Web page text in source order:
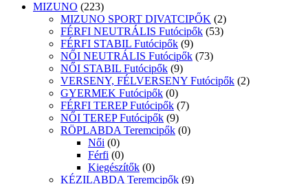
MIZUNO (223)
MIZUNO SPORT DIVATCIPŐK (2)
FÉRFI NEUTRÁLIS Futócipők (53)
FÉRFI STABIL Futócipők (9)
NŐI NEUTRÁLIS Futócipők (73)
NŐI STABIL Futócipők (9)
VERSENY, FÉLVERSENY Futócipők (2)
GYERMEK Futócipők (0)
FÉRFI TEREP Futócipők (7)
NŐI TEREP Futócipők (9)
RÖPLABDA Teremcipők (0)
Női (0)
Férfi (0)
Kiegészítők (0)
KÉZILABDA Teremcipők (9)